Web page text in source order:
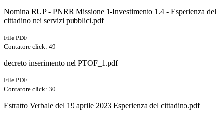
Nomina RUP - PNRR Missione 1-Investimento 1.4 - Esperienza del
cittadino nei servizi pubblici.pdf
File PDF
Contatore click: 49
decreto inserimento nel PTOF_1.pdf
File PDF
Contatore click: 30
Estratto Verbale del 19 aprile 2023 Esperienza del cittadino.pdf